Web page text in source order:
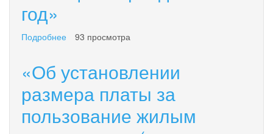
или
муниципального
фонда
на
2025
год»
год»
Подробнее
размера
за
жилым
93 просмотра
«Об установлении
размера платы за
пользование жилым